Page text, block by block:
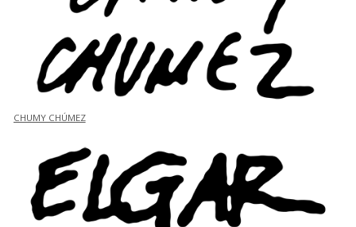
CHUMY CHÚMEZ